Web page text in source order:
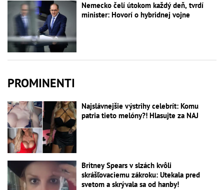
Nemecko čelí útokom každý deň, tvrdí
minister: Hovorí o hybridnej vojne
PROMINENTI
Najslávnejšie výstrihy celebrít: Komu
patria tieto melóny?! Hlasujte za NAJ
Britney Spears v slzách kvôli
skrášľovaciemu zákroku: Utekala pred
svetom a skrývala sa od hanby!